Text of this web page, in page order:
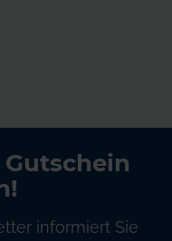
informiert Sie